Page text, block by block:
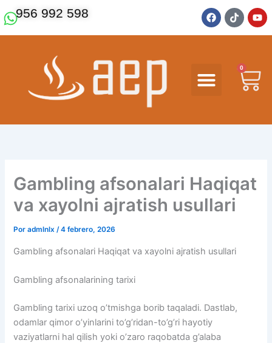
al
contenido
956 992 598
F
a
c
k
T
i
k
Y
o
u
e
0
Gambling afsonalari Haqiqat
va xayolni ajratish usullari
Poradmlnlx/4 febrero, 2026
Gambling afsonalari Haqiqat va xayolni ajratish usullari
Gambling afsonalarining tarixi
Gambling tarixi uzoq o’tmishga borib taqaladi. Dastlab,
odamlar qimor o’yinlarini to’g’ridan-to’g’ri hayotiy
vaziyatlarni hal qilish yoki o’zaro raqobatda g’alaba